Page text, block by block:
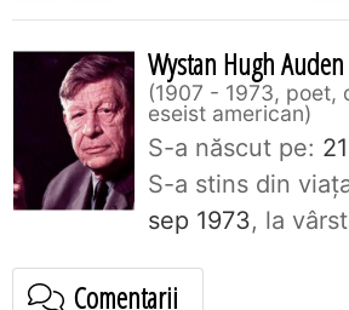
Wystan Hugh Auden
1907 - 1973, poet,
eseist american
S-a născut pe:
S-a stins din
sep 1973, la
Comentarii